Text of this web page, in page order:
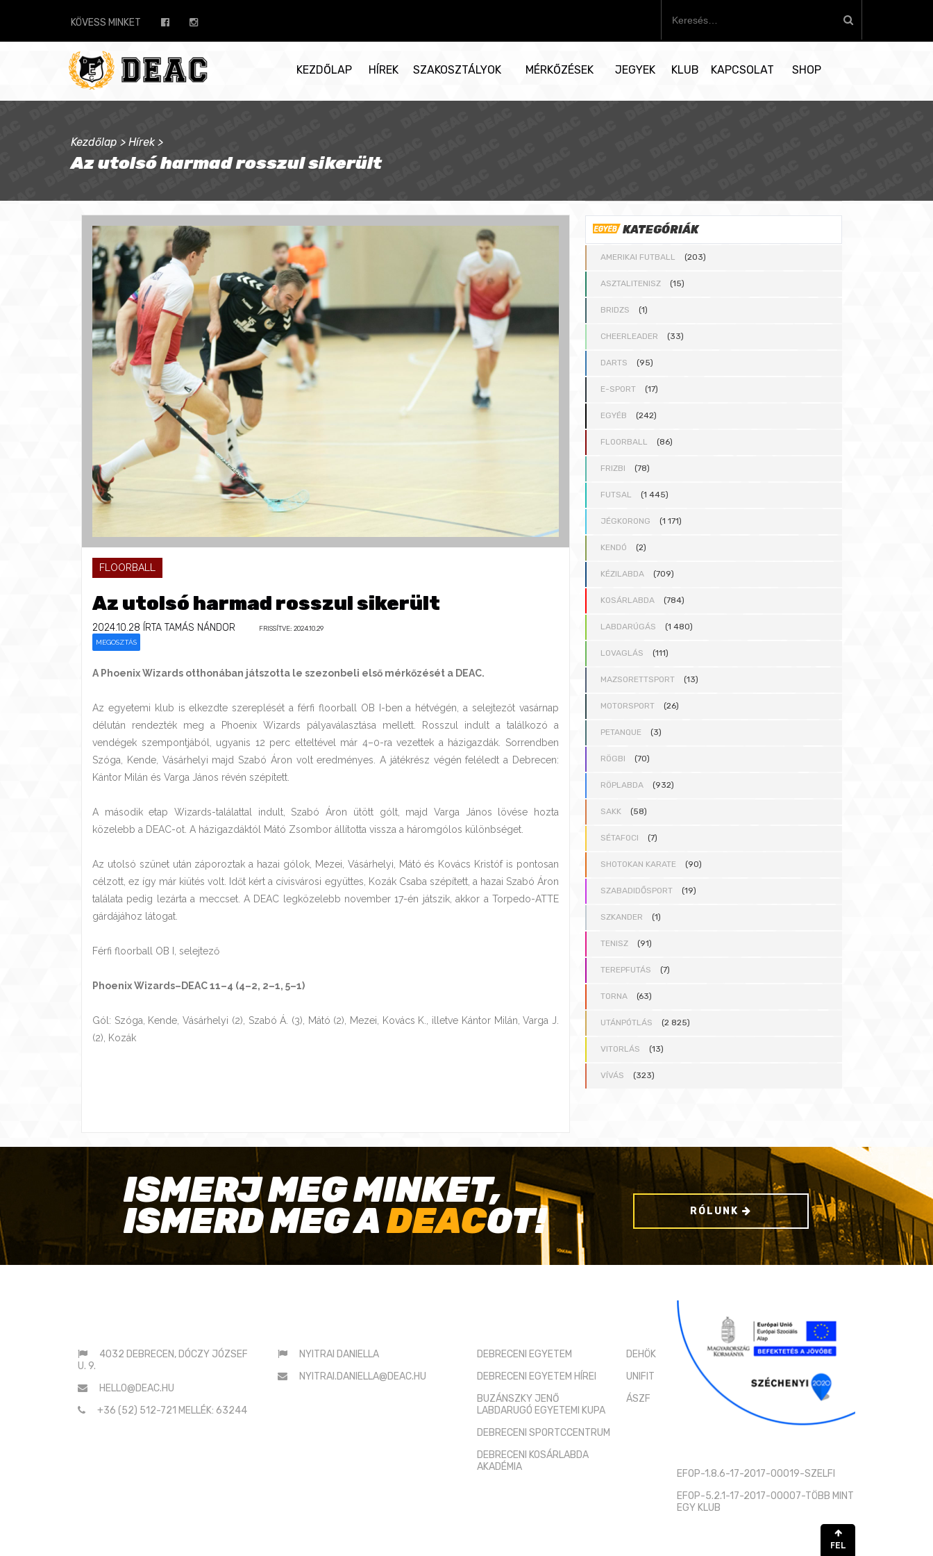
KÖVESS MINKET
r
KEZDŐLAP HÍREK SZAKOSZTÁLYOK MÉRKŐZÉSEK JEGYEK KLUB KAPCSOLAT SHOP
Kezdőlap > Hírek >
Az utolsó harmad rosszul sikerült
FLOORBALL
Az utolsó harmad rosszul sikerült
2024.10.28 ÍRTA TAMÁS NÁNDOR FRISSÍTVE: 2024.10.29
MEGOSZTÁS
A Phoenix Wizards otthonában játszotta le szezonbeli első mérkőzését a DEAC.
Az egyetemi klub is elkezdte szereplését a férfi floorball OB I-ben a hétvégén, a selejtezőt vasárnap
délután rendezték meg a Phoenix Wizards pályaválasztása mellett. Rosszul indult a találkozó a
vendégek szempontjából, ugyanis 12 perc elteltével már 4–0-ra vezettek a házigazdák. Sorrendben
Szóga, Kende, Vásárhelyi majd Szabó Áron volt eredményes. A játékrész végén feléledt a Debrecen:
Kántor Milán és Varga János révén szépített.
A második etap Wizards-találattal indult, Szabó Áron ütött gólt, majd Varga János lövése hozta
közelebb a DEAC-ot. A házigazdáktól Mátó Zsombor állította vissza a háromgólos különbséget.
Az utolsó szünet után záporoztak a hazai gólok, Mezei, Vásárhelyi, Mátó és Kovács Kristóf is pontosan
célzott, ez így már kiütés volt. Időt kért a cívisvárosi együttes, Kozák Csaba szépített, a hazai Szabó Áron
találata pedig lezárta a meccset. A DEAC legközelebb november 17-én játszik, akkor a Torpedo-ATTE
gárdájához látogat.
Férfi floorball OB I, selejtező
Phoenix Wizards–DEAC 11–4 (4–2, 2–1, 5–1)
Gól: Szóga, Kende, Vásárhelyi (2), Szabó Á. (3), Mátó (2), Mezei, Kovács K., illetve Kántor Milán, Varga J.
(2), Kozák
KATEGÓRIÁK
AMERIKAI FUTBALL (203)
ASZTALITENISZ (15)
BRIDZS (1)
CHEERLEADER (33)
DARTS (95)
E-SPORT (17)
EGYÉB (242)
FLOORBALL (86)
FRIZBI (78)
FUTSAL (1 445)
JÉGKORONG (1 171)
KENDÓ (2)
KÉZILABDA (709)
KOSÁRLABDA (784)
LABDARÚGÁS (1 480)
LOVAGLÁS (111)
MAZSORETTSPORT (13)
MOTORSPORT (26)
PETANQUE (3)
RÖGBI (70)
RÖPLABDA (932)
SAKK (58)
SÉTAFOCI (7)
SHOTOKAN KARATE (90)
SZABADIDŐSPORT (19)
SZKANDER (1)
TENISZ (91)
TEREPFUTÁS (7)
TORNA (63)
UTÁNPÓTLÁS (2 825)
VITORLÁS (13)
VÍVÁS (323)
ISMERJ MEG MINKET,
ISMERD MEG ADEACOT! RÓLUNK
4032 DEBRECEN, DÓCZY JÓZSEF
U. 9.
HELLO@DEAC.HU
+36 (52) 512-721 MELLÉK: 63244
NYITRAI DANIELLA
NYITRAI.DANIELLA@DEAC.HU
DEBRECENI EGYETEM
DEBRECENI EGYETEM HÍREI
BUZÁNSZKY JENŐ
LABDARUGÓ EGYETEMI KUPA
DEBRECENI SPORTCCENTRUM
DEBRECENI KOSÁRLABDA
AKADÉMIA
DEHÖK
UNIFIT
ÁSZF
EFOP-1.8.6-17-2017-00019-SZELFI
EFOP-5.2.1-17-2017-00007-TÖBB MINT
EGY KLUB
FEL